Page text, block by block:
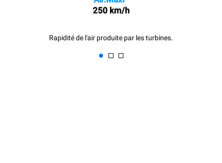
250 km/h
Rapidité de l'air produite par les turbines.